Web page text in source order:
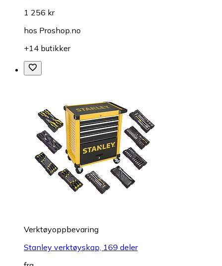
1 256 kr
hos Proshop.no
+14 butikker
Verktøyoppbevaring
Stanley verktøyskap, 169 deler